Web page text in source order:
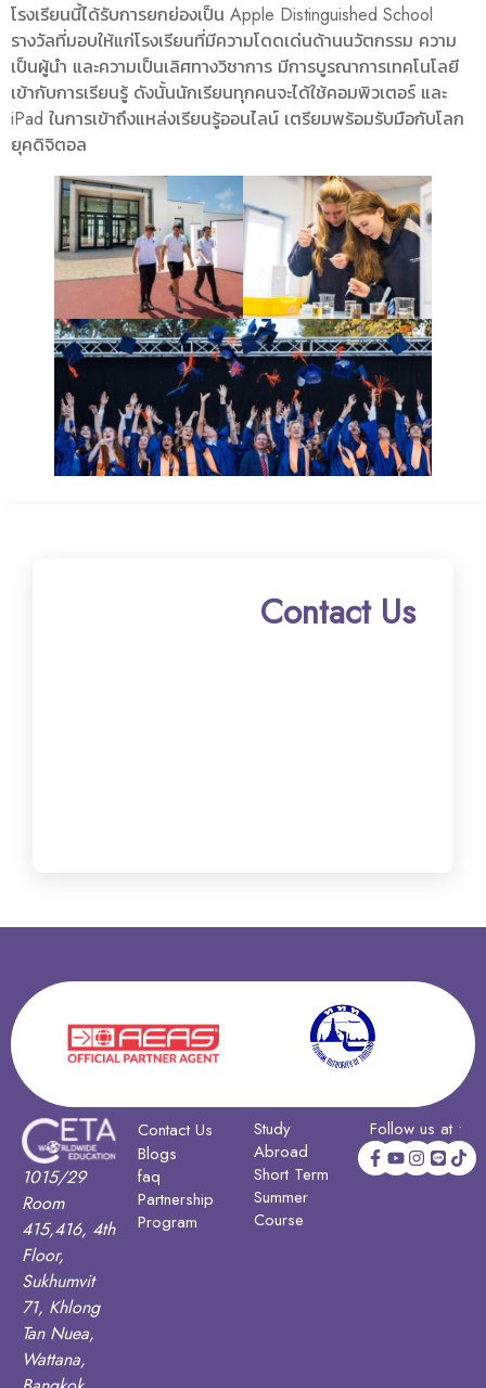
โรงเรียนนี้ได้รับการยกย่องเป็น Apple Distinguished School
รางวัลที่มอบให้แก่โรงเรียนที่มีความโดดเด่นด้านนวัตกรรม ความ
เป็นผู้นำ และความเป็นเลิศทางวิชาการ มีการบูรณาการเทคโนโลยี
เข้ากับการเรียนรู้ ดังนั้นนักเรียนทุกคนจะได้ใช้คอมพิวเตอร์ และ
iPad ในการเข้าถึงแหล่งเรียนรู้ออนไลน์ เตรียมพร้อมรับมือกับโลก
ยุคดิจิตอล
Contact Us
1015/29
Room
415,416, 4th
Floor,
Sukhumvit
71, Khlong
Tan Nuea,
Wattana,
Contact Us
Blogs
faq
Partnership
Program
Study
Abroad
Short Term
Summer
Course
Follow us at :